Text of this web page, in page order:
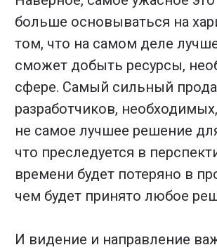
больше основываться на
том, что на самом деле
сможет добыть ресурсы,
сфере. Самый сильный
разработчиков,
не самое лучшее решение
что преследуется в
времени будет потеряно в
чем будет принято любое
И видение и направление